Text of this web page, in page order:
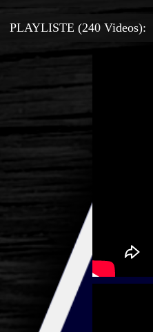
PLAYLISTE (240 Videos):